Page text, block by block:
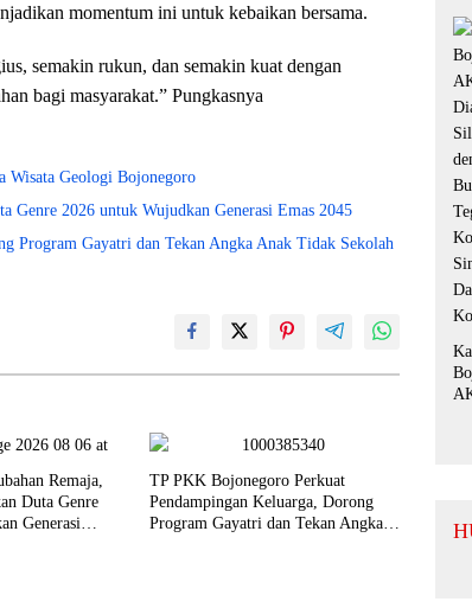
momentum ini untuk kebaikan bersama.
semakin rukun, dan semakin kuat dengan
bagi masyarakat.” Pungkasnya
Wisata Geologi Bojonegoro
Genre 2026 untuk Wujudkan Generasi Emas 2045
Program Gayatri dan Tekan Angka Anak Tidak Sekolah
Remaja,
Duta Genre
Generasi
TP PKK Bojonegoro Perkuat
Pendampingan Keluarga, Dorong
Program Gayatri dan Tekan Angka